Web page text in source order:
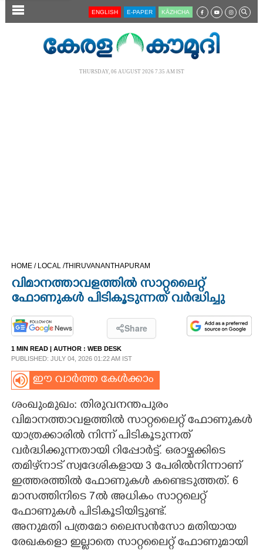
SECTIONS
LIFESTYLE
SPIRITUAL
INFO+
ART
ASTRO
CARTOONS
ENGLISH E-PAPER KĀZHCHA
THURSDAY, 06 AUGUST 2026 7.35 AM IST
HOME / LOCAL /THIRUVANANTHAPURAM
വിമാനത്താവളത്തിൽ സാറ്റലൈറ്റ്
ഫോണുകൾ പിടികൂടുന്നത് വർദ്ധിച്ചു
Share
1 MIN READ | AUTHOR : WEB DESK
PUBLISHED: JULY 04, 2026 01:22 AM IST
ഈ വാർത്ത കേൾക്കാം
ശംഖുംമുഖം: തിരുവനന്തപുരം
വിമാനത്താവളത്തിൽ സാറ്റലൈറ്റ് ഫോണുകൾ
യാത്രക്കാരിൽ നിന്ന് പിടികൂടുന്നത്
വർദ്ധിക്കുന്നതായി റിപ്പോർട്ട്. ഒരാഴ്ചക്കിടെ
തമിഴ്‌നാട് സ്വദേശികളായ 3 പേരിൽനിന്നാണ്
ഇത്തരത്തിൽ ഫോണുകൾ കണ്ടെടുത്തത്. 6
മാസത്തിനിടെ 7ൽ അധികം സാറ്റലെറ്റ്
ഫോണുകൾ പിടികൂടിയിട്ടുണ്ട്.
അനുമതി പത്രമോ ലൈസൻസോ മതിയായ
രേഖകളൊ ഇല്ലാതെ സാറ്റലൈറ്റ് ഫോണുമായി